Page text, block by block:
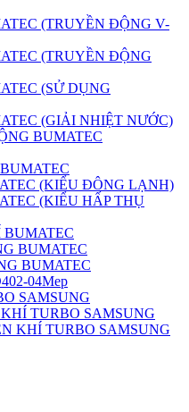
(TRUYỀN ĐỘNG V-
(TRUYỀN ĐỘNG
(SỬ DỤNG
(GIẢI NHIỆT NƯỚC)
BUMATEC
(KIỂU ĐÔNG LẠNH)
(KIỂU HẤP THỤ
BUMATEC
BUMATEC
04Mep
SAMSUNG
TURBO SAMSUNG
KHÍ TURBO SAMSUNG